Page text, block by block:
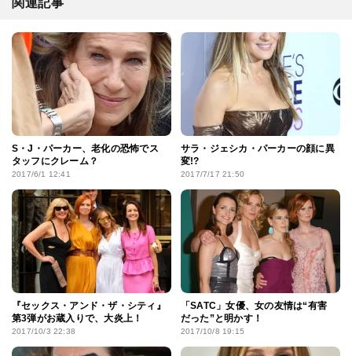
S・J・パーカー、老化の恐怖でス
タッフにクレーム？
2017/6/1 12:41
サラ・ジェシカ・パーカーの顔に異
変!?
2017/7/17 21:50
『セックス・アンド・ザ・シティ』
第3弾がお蔵入りで、大炎上！
2017/10/3 22:38
「SATC」女優、女の友情は“有害
だった”と明かす！
2017/10/8 19:15